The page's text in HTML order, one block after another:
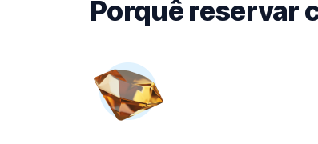
Porquê reservar